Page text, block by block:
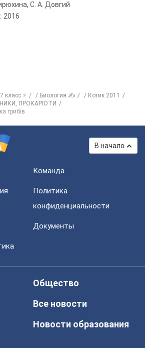
С. А. Довгий
2016
7 класс ⚡ Биология ✍
Котик 2011
ПРОКАРІОТИ
грибів
В начало
Команда
Политика
конфиденциальности
Документы
Общество
Все новости
Новости образования